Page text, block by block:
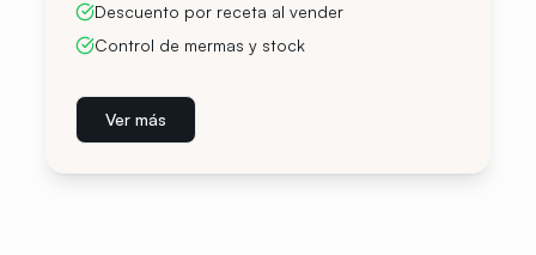
Descuento por receta al vender
Control de mermas y stock
Ver más